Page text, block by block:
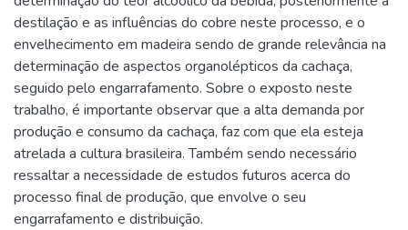
destilação e as influências do cobre neste processo, e o
envelhecimento em madeira sendo de grande relevância na
determinação de aspectos organolépticos da cachaça,
seguido pelo engarrafamento. Sobre o exposto neste
trabalho, é importante observar que a alta demanda por
produção e consumo da cachaça, faz com que ela esteja
atrelada a cultura brasileira. Também sendo necessário
ressaltar a necessidade de estudos futuros acerca do
processo final de produção, que envolve o seu
engarrafamento e distribuição.